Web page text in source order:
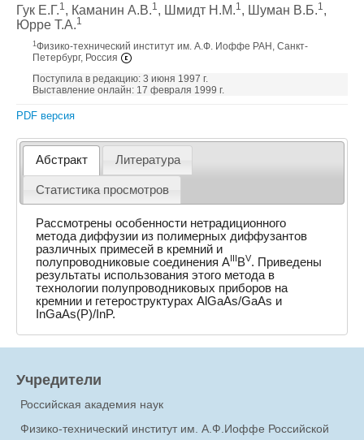
Гук Е.Г.1, Каманин А.В.1, Шмидт Н.М.1, Шуман В.Б.1,
Юрре Т.А.1
1 Физико-технический институт им. А.Ф. Иоффе РАН, Санкт-
Петербург, Россия
Поступила в редакцию: 3 июня 1997 г.
Выставление онлайн: 17 февраля 1999 г.
PDF версия
Абстракт Литература
Статистика просмотров
Рассмотрены особенности нетрадиционного
метода диффузии из полимерных диффузантов
различных примесей в кремний и
полупроводниковые соединения A
BV. Приведены
результаты использования этого метода в
технологии полупроводниковых приборов на
кремнии и гетероструктурах AlGaAs/GaAs и
InGaAs(P)/InP.
Учредители
Российская академия наук
Физико-технический институт им. А.Ф.Иоффе Российской